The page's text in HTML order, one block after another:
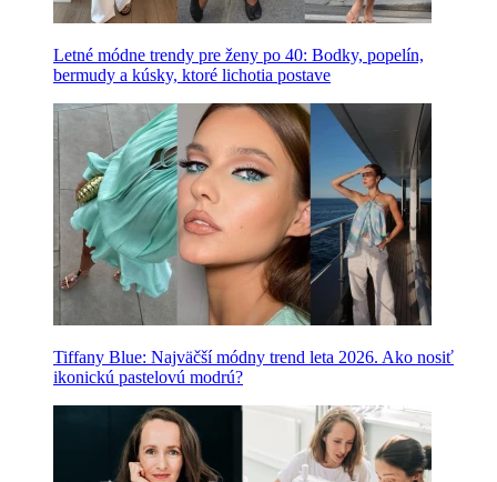
Letné módne trendy pre ženy po 40: Bodky, popelín,
bermudy a kúsky, ktoré lichotia postave
Tiffany Blue: Najväčší módny trend leta 2026. Ako nosiť
ikonickú pastelovú modrú?